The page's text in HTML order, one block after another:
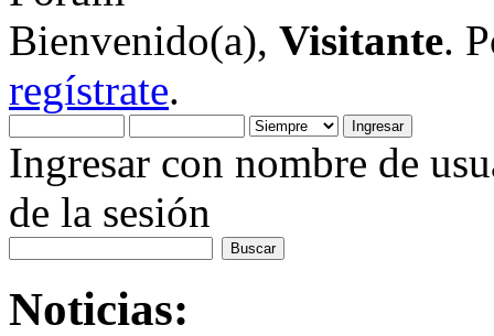
Bienvenido(a), Visitante.
regístrate.
Ingresar con nombre de
de la sesión
Noticias: